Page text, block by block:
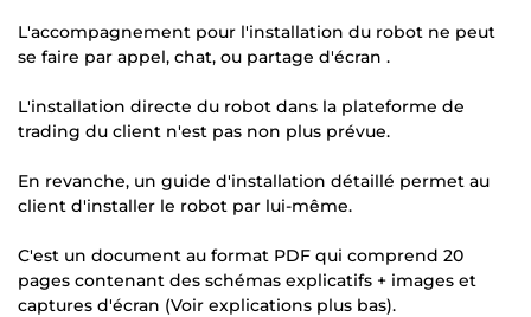
L'accompagnement pour l'installation du robot ne peut
se faire par appel, chat, ou partage d'écran .
L'installation directe du robot dans la plateforme de
trading du client n'est pas non plus prévue.
En revanche, un guide d'installation détaillé permet au
client d'installer le robot par lui-même.
C'est un document au format PDF qui comprend 20
pages contenant des schémas explicatifs + images et
captures d'écran (Voir explications plus bas).